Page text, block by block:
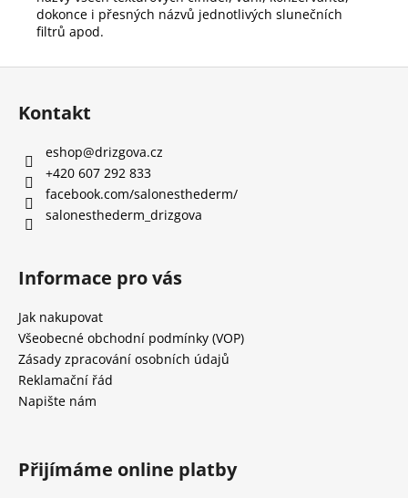
dokonce i přesných názvů jednotlivých slunečních
filtrů apod.
Z
Kontakt
eshop@drizgova.cz
+420 607 292 833
facebook.com/salonesthederm/
salonesthederm_drizgova
Informace pro vás
Jak nakupovat
Všeobecné obchodní podmínky (VOP)
Zásady zpracování osobních údajů
Reklamační řád
Napište nám
Přijímáme online platby